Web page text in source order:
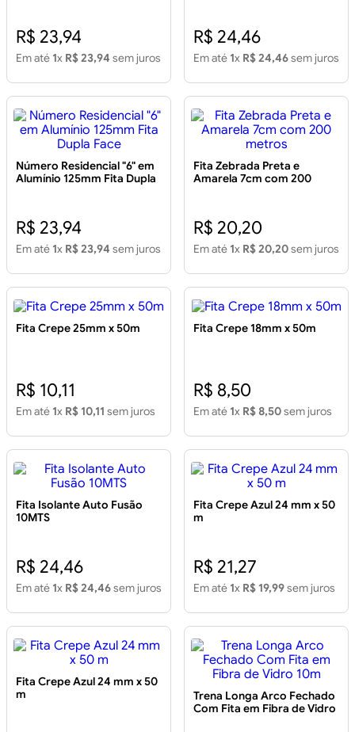
R$ 23,94
Em até 1x R$ 23,94 sem juros
R$ 24,46
Em até 1x R$ 24,46sem juros
Número Residencial "6" em
Alumínio 125mm Fita Dupla
R$ 23,94
Em até 1x R$ 23,94 sem juros
Fita Zebrada Preta e
Amarela 7cm com 200
R$ 20,20
Em até 1x R$ 20,20sem juros
Fita Crepe 25mm x 50m
R$ 10,11
Em até 1x R$ 10,11 sem juros
Fita Crepe 18mm x 50m
R$ 8,50
Em até 1x R$ 8,50sem juros
Fita Isolante Auto Fusão
10MTS
R$ 24,46
Em até 1x R$ 24,46sem juros
Fita Crepe Azul 24 mm x 50
m
R$ 21,27
Em até 1x R$ 19,99sem juros
Fita Crepe Azul 24 mm x 50
m
Trena Longa Arco Fechado
Com Fita em Fibra de Vidro